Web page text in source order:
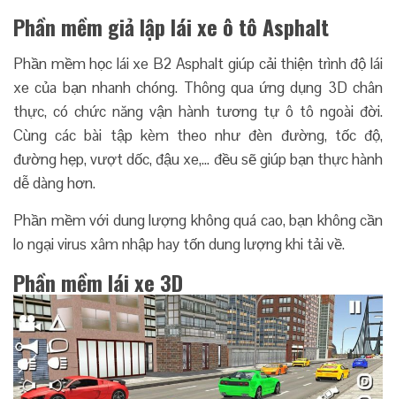
Phần mềm giả lập lái xe ô tô Asphalt
Phần mềm học lái xe B2 Asphalt giúp cải thiện trình độ lái
xe của bạn nhanh chóng. Thông qua ứng dụng 3D chân
thực, có chức năng vận hành tương tự ô tô ngoài đời.
Cùng các bài tập kèm theo như đèn đường, tốc độ,
đường hẹp, vượt dốc, đậu xe,… đều sẽ giúp bạn thực hành
dễ dàng hơn.
Phần mềm với dung lượng không quá cao, bạn không cần
lo ngại virus xâm nhập hay tốn dung lượng khi tải về.
Phần mềm lái xe 3D